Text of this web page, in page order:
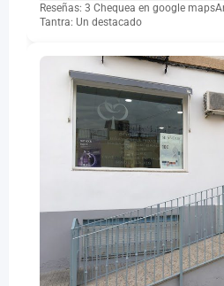
Reseñas: 3 Chequea en google
Tantra: Un destacado